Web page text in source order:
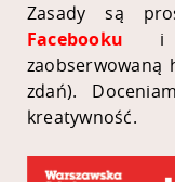
Zasady są
Facebooku
zaobserwowaną
zdań).
kreatywność.